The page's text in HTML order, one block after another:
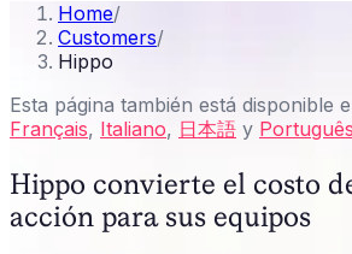
Home/
Customers/
Hippo
Esta página también está disponible
Français, Italiano, 日本語 y Português
Hippo convierte el costo
acción para sus equipos